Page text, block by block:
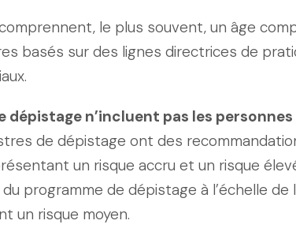
le plus souvent, un âge
basés sur des lignes directrices de
dépistage n’incluent pas les personnes
de dépistage ont des
un risque accru et un risque
programme de dépistage à l’échelle de
un risque moyen.